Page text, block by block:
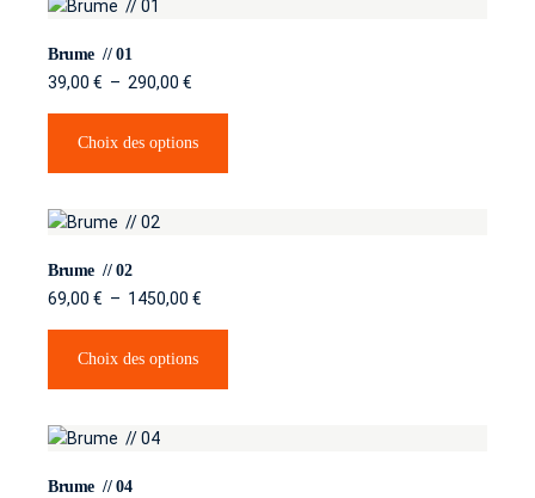
spiritueux
Bio
Banque d’images
Parutions
Séries
Carnets de voyage
Graphite
Brume // 01
39,00 € – 290,00 €
Choix des options
Brume // 02
69,00 € – 1450,00 €
Choix des options
Brume // 04